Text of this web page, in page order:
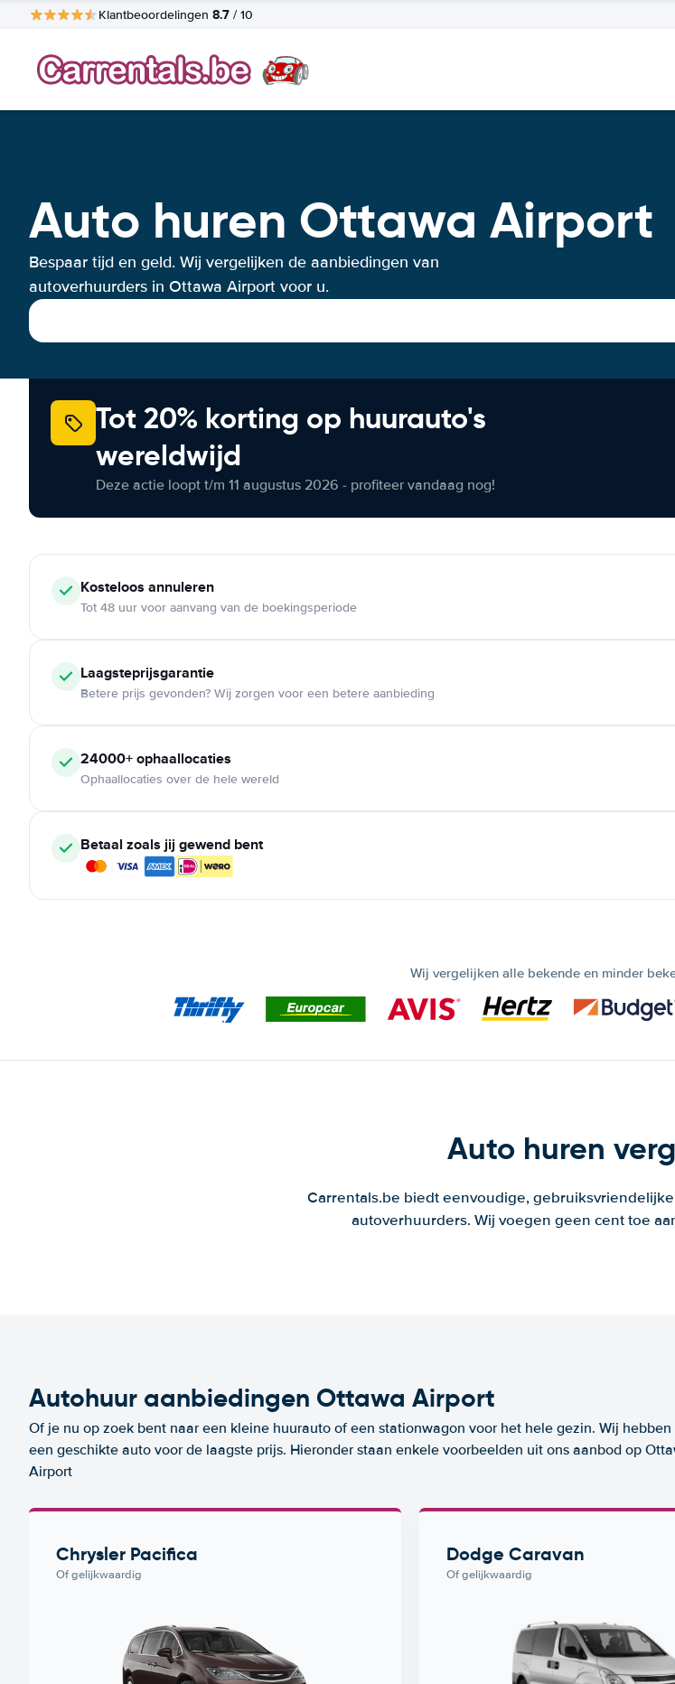
Klantbeoordelingen 8.7 / 10
Auto huren Ottawa Airport
Bespaar tijd en geld. Wij vergelijken de aanbiedingen van
autoverhuurders in Ottawa Airport voor u.
Tot 20% korting op huurauto's
wereldwijd
Deze actie loopt t/m 11 augustus 2026 - profiteer vandaag nog!
Kosteloos annuleren
Tot 48 uur voor aanvang van de boekingsperiode
Laagsteprijsgarantie
Betere prijs gevonden? Wij zorgen voor een betere aanbieding
24000+ophaallocaties
Ophaallocaties over de hele wereld
Betaal zoals jij gewend bent
Wij vergelijken alle bekende en minder
Auto huren
Carrentals.be biedt eenvoudige,
autoverhuurders. Wij voegen geen cent toe
Autohuur aanbiedingen Ottawa Airport
Of je nu op zoek bent naar een kleine huurauto of een stationwagon voor het hele gezin. Wij
een geschikte auto voor de laagste prijs. Hieronder staan enkele voorbeelden uit ons aanbod op
Airport
Chrysler Pacifica
Of gelijkwaardig
Dodge Caravan
Of gelijkwaardig